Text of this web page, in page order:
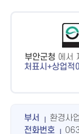
부안군청 에서
처표시+상업적
부서
환경사
전화번호